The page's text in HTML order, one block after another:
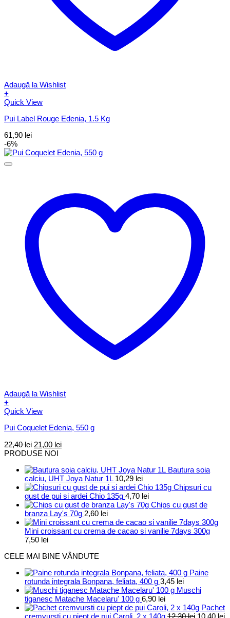
Adaugă la Wishlist
+
Quick View
Pui Label Rouge Edenia, 1.5 Kg
61,90 lei
-6%
Adaugă la Wishlist
+
Quick View
Pui Coquelet Edenia, 550 g
22,40lei Prețul
inițial
fost:
22,40 lei.
21,00 leiPrețul
21,00 lei.
PRODUSE NOI
Bautura soia
calciu, UHT Joya Natur 1L 10,29 lei
Chipsuri cu
gust de pui si ardei Chio 135g 4,70 lei
Chips cu gust de
branza Lay's 70g 2,60 lei
Mini croissant cu crema de cacao si vanilie 7days 300g
7,50 lei
CELE MAI BINE VÂNDUTE
Paine
rotunda integrala Bonpana, feliata, 400 g 3,45 lei
Muschi
tiganesc Matache Macelaru' 100 g 6,90 lei
Pachet
Prețul